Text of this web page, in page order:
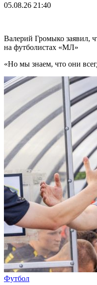
05.08.26 21:40
Валерий Громыко заявил,
на футболистах «МЛ»
«Но мы знаем, что они
Футбол